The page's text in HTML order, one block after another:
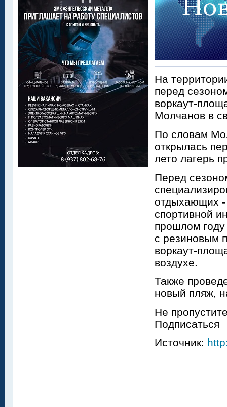
На
перед
воркаут-
Молчанов в
По словам
открылась
лето лагерь
Перед
отдыхающих -
спортивной
прошлом
с резиновым
воркаут-
воздухе.
Также
новый пляж,
Не
Подписаться
Источник: